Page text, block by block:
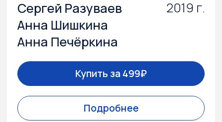
пережила вся страна.
развитие информационных технологий,
интернет-порталов, агрегирующих данные
обо всех продающихся объектах
доступность информации об участниках рынка
не могли не повлиять на поведение клиентов.
Некоторые из них вооружились практически
экспертными знаниями. В то время как другая
запуталась и растерялась. Первым
менеджеры по продажам оказались попросту
не нужны. «Я и так все знаю, — гордо заявляют
они. — Просто дайте мне скидку!» «Я ничего